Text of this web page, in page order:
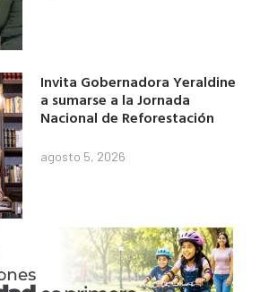
Invita Gobernadora Yeraldine
a sumarse a la Jornada
Nacional de Reforestación
agosto 5, 2026